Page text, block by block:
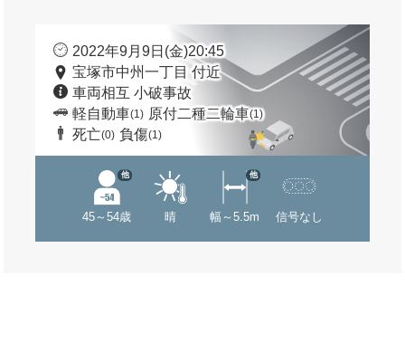
2022年9月9日(金)20:45
宝塚市中州一丁目 付近
車両相互 小破事故
軽自動車(1) 原付二種二輪車(1)
死亡(0) 負傷(1)
45～54歳
他
晴 幅～5.5m
他
信号なし